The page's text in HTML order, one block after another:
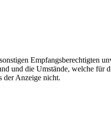
Empfangsberechtigten
und die Umstände, welche für
der Anzeige nicht.